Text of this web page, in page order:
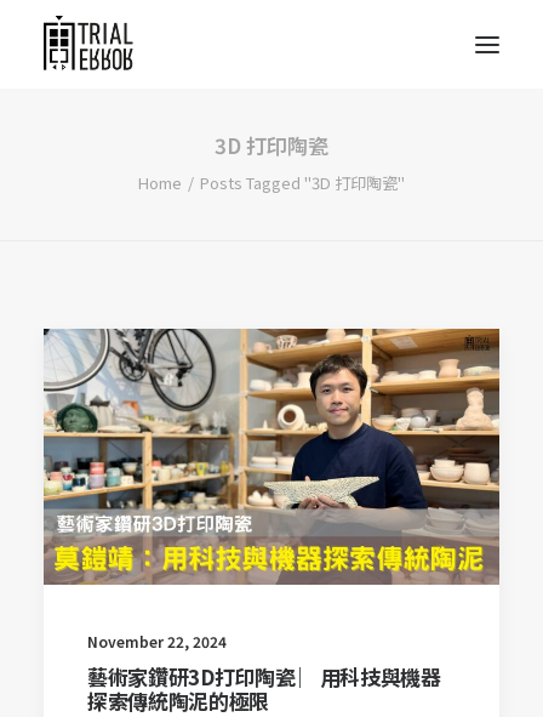
3D 打印陶瓷
Home Posts Tagged "3D 打印陶瓷"
November 22, 2024
藝術家鑽研3D打印陶瓷 ︳用科技與機器
探索傳統陶泥的極限